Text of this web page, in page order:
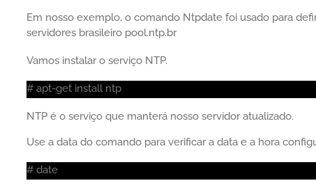
Em nosso exemplo, o comando Ntpdate foi usado para
servidores brasileiro pool.ntp.br
Vamos instalar o serviço NTP.
# apt-get install ntp
NTP é o serviço que manterá nosso servidor atualizado.
Use a data do comando para verificar a data e a hora
# date